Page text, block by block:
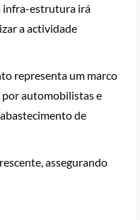
infra-estrutura irá
a actividade
representa um marco
por automobilistas e
de
assegurando